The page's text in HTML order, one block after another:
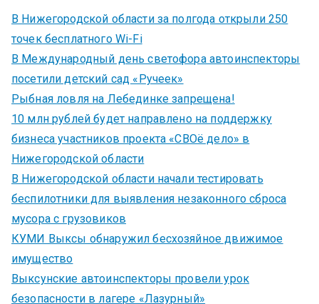
В Нижегородской области за полгода открыли 250
точек бесплатного Wi-Fi
В Международный день светофора автоинспекторы
посетили детский сад «Ручеек»
Рыбная ловля на Лебединке запрещена!
10 млн рублей будет направлено на поддержку
бизнеса участников проекта «СВОё дело» в
Нижегородской области
В Нижегородской области начали тестировать
беспилотники для выявления незаконного сброса
мусора с грузовиков
КУМИ Выксы обнаружил бесхозяйное движимое
имущество
Выксунские автоинспекторы провели урок
безопасности в лагере «Лазурный»